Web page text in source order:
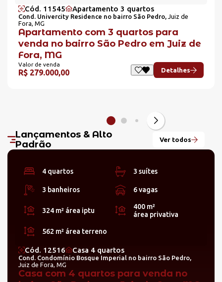
Cód. 11545 Apartamento 3 quartos
Cond. Univercity Residence no bairro São Pedro, Juiz de
Fora, MG
Apartamento com 3 quartos para
venda no bairro São Pedro em Juiz de
Fora, MG
Valor de venda
R$ 279.000,00 Detalhes
Lançamentos & Alto
Padrão
Ver todos
4 quartos 3 suítes
3 banheiros 6 vagas
324 m² área iptu
400 m²
área privativa
562 m² área terreno
Cód. 12516 Casa 4 quartos
Cond. Condomínio Bosque Imperial no bairro São Pedro,
Juiz de Fora, MG
Casa com 4 quartos para venda no